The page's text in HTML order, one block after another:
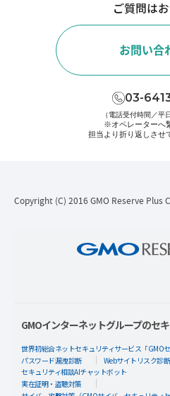
ご質問は
お問い合
03-
（電話受付時間／平
※オペレーターへ
担当より折り返しさせ
Copyright (C) 2016 GMO Reserve Plus
GMOインターネットグループのセ
世界初総合ネットセキュリティサービス「GMOセ
パスワード漏洩診断
Webサイトリスク診断
セキュリティ相談AIチャットボット
実在証明・盗聴対策